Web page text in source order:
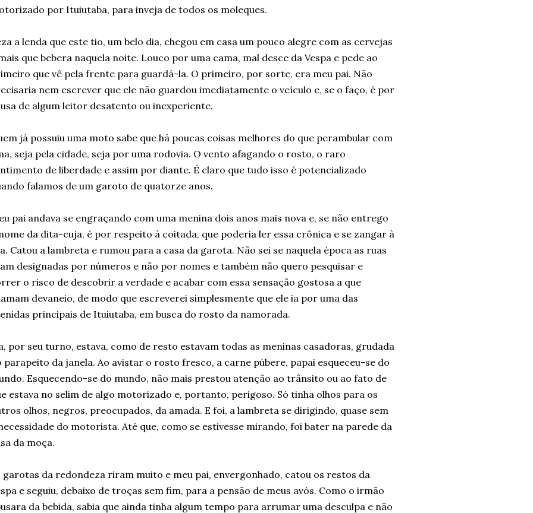
por Ituiutaba, para inveja de todos os moleques.
a lenda que este tio, um belo dia, chegou em casa um pouco alegre com as cervejas
que bebera naquela noite. Louco por uma cama, mal desce da Vespa e pede ao
que vê pela frente para guardá-la. O primeiro, por sorte, era meu pai. Não
nem escrever que ele não guardou imediatamente o veículo e, se o faço, é por
de algum leitor desatento ou inexperiente.
já possuiu uma moto sabe que há poucas coisas melhores do que perambular com
seja pela cidade, seja por uma rodovia. O vento afagando o rosto, o raro
de liberdade e assim por diante. É claro que tudo isso é potencializado
falamos de um garoto de quatorze anos.
pai andava se engraçando com uma menina dois anos mais nova e, se não entrego
da dita-cuja, é por respeito à coitada, que poderia ler essa crônica e se zangar à
Catou a lambreta e rumou para a casa da garota. Não sei se naquela época as ruas
designadas por números e não por nomes e também não quero pesquisar e
o risco de descobrir a verdade e acabar com essa sensação gostosa a que
devaneio, de modo que escreverei simplesmente que ele ia por uma das
principais de Ituiutaba, em busca do rosto da namorada.
por seu turno, estava, como de resto estavam todas as meninas casadoras, grudada
parapeito da janela. Ao avistar o rosto fresco, a carne púbere, papai esqueceu-se do
Esquecendo-se do mundo, não mais prestou atenção ao trânsito ou ao fato de
estava no selim de algo motorizado e, portanto, perigoso. Só tinha olhos para os
olhos, negros, preocupados, da amada. E foi, a lambreta se dirigindo, quase sem
do motorista. Até que, como se estivesse mirando, foi bater na parede da
da moça.
garotas da redondeza riram muito e meu pai, envergonhado, catou os restos da
e seguiu, debaixo de troças sem fim, para a pensão de meus avós. Como o irmão
da bebida, sabia que ainda tinha algum tempo para arrumar uma desculpa e não